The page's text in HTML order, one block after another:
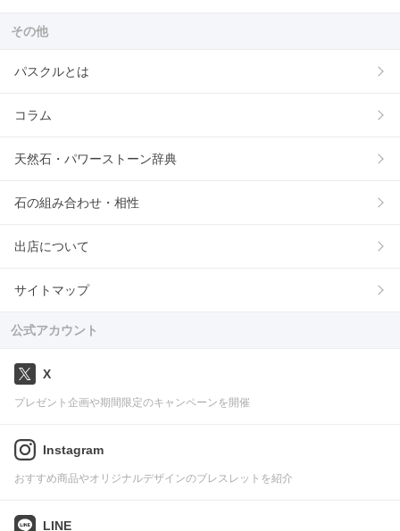
その他
パスクルとは
コラム
天然石・パワーストーン辞典
石の組み合わせ・相性
出店について
サイトマップ
公式アカウント
X
プレゼント企画や期間限定のキャンペーンを開催
Instagram
おすすめ商品やオリジナルデザインのブレスレットを紹介
LINE